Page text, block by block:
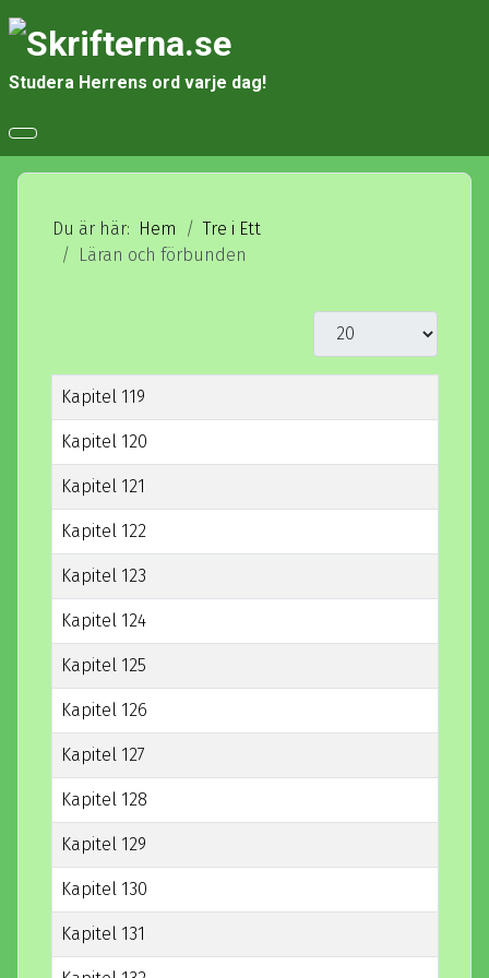
Studera Herrens ord varje dag!
Du är här: Hem
Tre i Ett
Läran och förbunden
Visa #
Rubrik
Kapitel 119
Kapitel 120
Kapitel 121
Kapitel 122
Kapitel 123
Kapitel 124
Kapitel 125
Kapitel 126
Kapitel 127
Kapitel 128
Kapitel 129
Kapitel 130
Kapitel 131